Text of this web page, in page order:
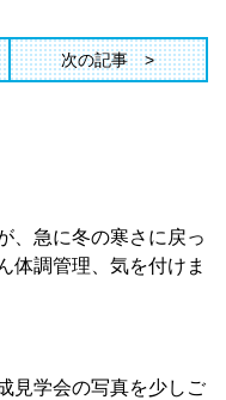
次の記事
、急に冬の寒さに戻っ
体調管理、気を付けま
見学会の写真を少しご